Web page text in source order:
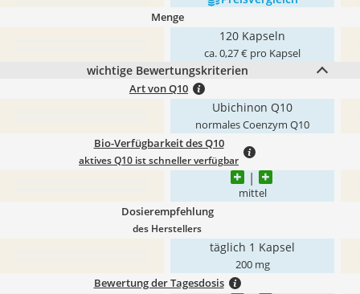
Menge
120 Kapseln
ca. 0,27 € pro Kapsel
wichtige Bewertungskriterien
Art von Q10
Ubichinon Q10
normales Coenzym Q10
Bio-Verfügbarkeit des Q10
aktives Q10 ist schneller verfügbar
mittel
Dosierempfehlung
des Herstellers
täglich 1 Kapsel
200 mg
Bewertung der Tagesdosis